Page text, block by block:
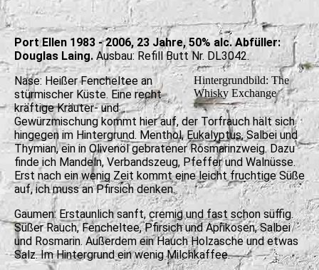
Port Ellen 1983 - 2006, 23 Jahre, 50% alc. Abfüller:
Douglas Laing. Ausbau: Refill Butt Nr. DL3042.
Hintergrundbild: The
Whisky Exchange
Nase: Heißer Fencheltee an
stürmischer Küste. Eine recht
kräftige Kräuter- und
Gewürzmischung kommt hier auf, der Torfrauch hält sich
hingegen im Hintergrund. Menthol, Eukalyptus, Salbei und
Thymian, ein in Olivenöl gebratener Rosmarinzweig. Dazu
finde ich Mandeln, Verbandszeug, Pfeffer und Walnüsse.
Erst nach ein wenig Zeit kommt eine leicht fruchtige Süße
auf, ich muss an Pfirsich denken.
Gaumen: Erstaunlich sanft, cremig und fast schon süffig.
Süßer Rauch, Fencheltee, Pfirsich und Aprikosen, Salbei
und Rosmarin. Außerdem ein Hauch Holzasche und etwas
Salz. Im Hintergrund ein wenig Milchkaffee.